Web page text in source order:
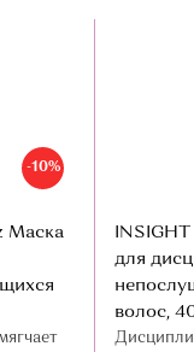
-10%
Маска
для
волос,